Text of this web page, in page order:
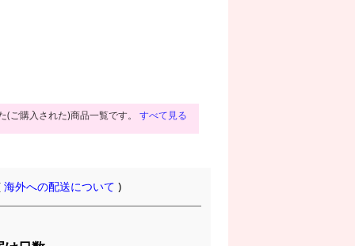
(ご購入された)商品一覧です。 すべて見る
海外への配送について )